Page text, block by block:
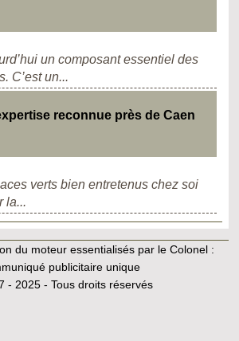
un composant essentiel des
C’est un...
reconnue près de Caen
verts bien entretenus chez soi
la...
du moteur essentialisés par le Colonel :
publicitaire unique
- 2025 - Tous droits réservés